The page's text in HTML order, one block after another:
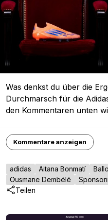
Was denkst du über die
Durchmarsch für die
den Kommentaren unten
Kommentare anzeigen
adidas Aitana Bonmatí
Ousmane Dembélé
Teilen